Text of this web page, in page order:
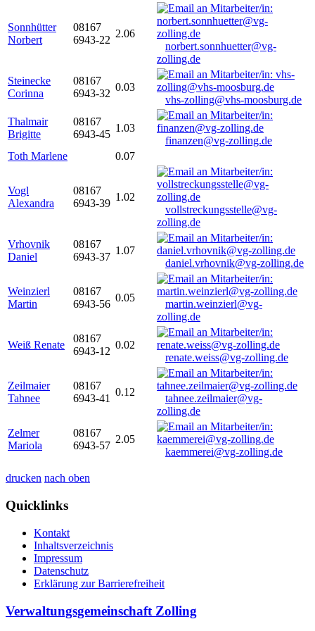
Sonnhütter
Norbert
08167
6943-22
2.06
norbert.sonnhuetter@vg-
zolling.de
Steinecke
Corinna
08167
6943-32
0.03
vhs-zolling@vhs-moosburg.de
Thalmair
Brigitte
08167
6943-45
1.03
finanzen@vg-zolling.de
Toth Marlene
0.07
Vogl
Alexandra
08167
6943-39
1.02
vollstreckungsstelle@vg-
zolling.de
Vrhovnik
Daniel
08167
6943-37
1.07
daniel.vrhovnik@vg-zolling.de
Weinzierl
Martin
08167
6943-56
0.05
martin.weinzierl@vg-
zolling.de
Weiß Renate
08167
6943-12
0.02
renate.weiss@vg-zolling.de
Zeilmaier
Tahnee
08167
6943-41
0.12
tahnee.zeilmaier@vg-
zolling.de
Zelmer
Mariola
08167
6943-57
2.05
kaemmerei@vg-zolling.de
drucken nach oben
Quicklinks
Kontakt
Inhaltsverzeichnis
Impressum
Datenschutz
Erklärung zur Barrierefreiheit
Verwaltungsgemeinschaft Zolling